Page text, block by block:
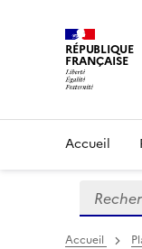
RÉPUBLIQUE
FRANÇAISE
Accueil
Formulaire
de
recherche
Accueil